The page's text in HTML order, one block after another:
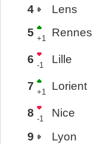
4
Lens
5 +1 Rennes
6 -1 Lille
7 +1 Lorient
8 -1 Nice
9
Lyon